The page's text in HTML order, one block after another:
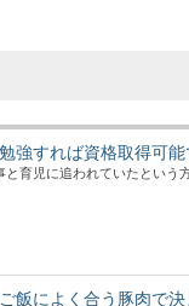
強すれば資格取得可能
育児に追われていたという
飯によく合う豚肉で決